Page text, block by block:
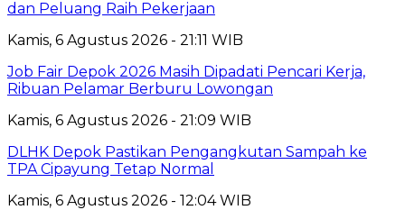
dan Peluang Raih Pekerjaan
Kamis, 6 Agustus 2026 - 21:11 WIB
Job Fair Depok 2026 Masih Dipadati Pencari Kerja,
Ribuan Pelamar Berburu Lowongan
Kamis, 6 Agustus 2026 - 21:09 WIB
DLHK Depok Pastikan Pengangkutan Sampah ke
TPA Cipayung Tetap Normal
Kamis, 6 Agustus 2026 - 12:04 WIB